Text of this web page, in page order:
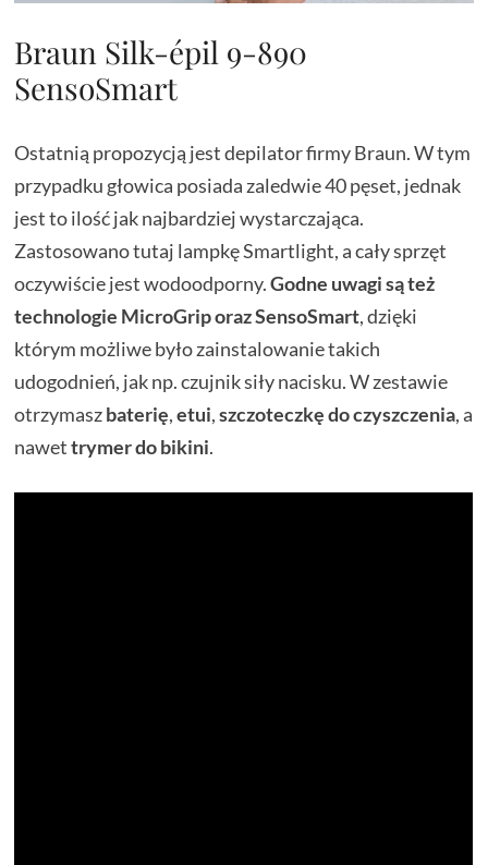
Braun Silk-épil 9-890
SensoSmart
Ostatnią propozycją jest depilator firmy Braun. W tym
przypadku głowica posiada zaledwie 40 pęset, jednak
jest to ilość jak najbardziej wystarczająca.
Zastosowano tutaj lampkę Smartlight, a cały sprzęt
oczywiście jest wodoodporny.Godne uwagi są też
technologie MicroGrip oraz SensoSmart, dzięki
którym możliwe było zainstalowanie takich
udogodnień, jak np. czujnik siły nacisku. W zestawie
otrzymaszbaterię,etui,szczoteczkę do czyszczenia, a
nawettrymer do bikini.